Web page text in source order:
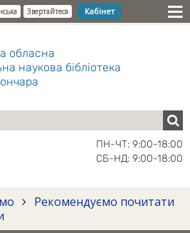
Звертайтеся Кабінет
обласна
наукова бібліотека
ПН-ЧТ: 9:00-18:00
СБ-НД: 9:00-18:00
Рекомендуємо почитати